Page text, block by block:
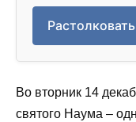
Во вторник 14
святого Наума –